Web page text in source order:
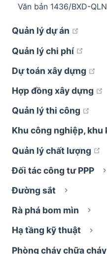
Văn bản 1436/BXD-QLN
Quản lý dự án
Quản lý chi phí
Dự toán xây dựng
Hợp đồng xây dựng
Quản lý thi công
Khu công nghiệp, khu
Quản lý chất lượng
Đối tác công tư PPP
Đường sắt
Rà phá bom mìn
Hạ tầng kỹ thuật
Phòng cháy chữa cháy